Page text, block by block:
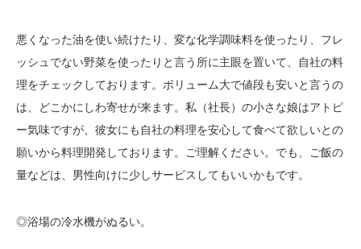
悪くなった油を使い続けたり、変な化学調味料を使ったり、フレ
ッシュでない野菜を使ったりと言う所に主眼を置いて、自社の料
理をチェックしております。ボリューム大で値段も安いと言うの
は、どこかにしわ寄せが来ます。私（社長）の小さな娘はアトピ
ー気味ですが、彼女にも自社の料理を安心して食べて欲しいとの
願いから料理開発しております。ご理解ください。でも、ご飯の
量などは、男性向けに少しサービスしてもいいかもです。
◎浴場の冷水機がぬるい。